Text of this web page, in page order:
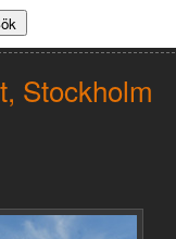
Stockholm